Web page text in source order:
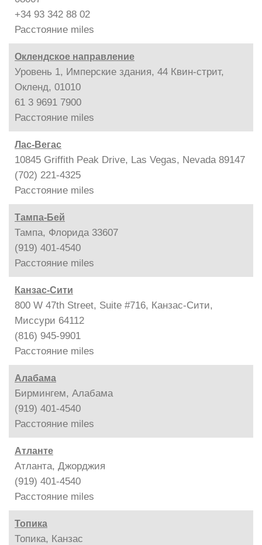
+34 93 342 88 02
Расстояние miles
Оклендское направление
Уровень 1, Имперские здания, 44 Квин-стрит,
Окленд, 01010
61 3 9691 7900
Расстояние miles
Лас-Вегас
10845 Griffith Peak Drive, Las Vegas, Nevada 89147
(702) 221-4325
Расстояние miles
Тампа-Бей
Тампа, Флорида 33607
(919) 401-4540
Расстояние miles
Канзас-Сити
800 W 47th Street, Suite #716, Канзас-Сити,
Миссури 64112
(816) 945-9901
Расстояние miles
Алабама
Бирмингем, Алабама
(919) 401-4540
Расстояние miles
Атланте
Атланта, Джорджия
(919) 401-4540
Расстояние miles
Топика
Топика, Канзас